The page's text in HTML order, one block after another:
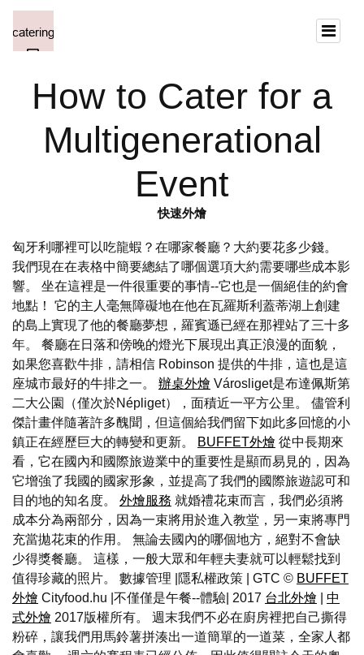
How to Cater for a
Multigenerational
Event
快速外燴
匈牙利哪裡可以吃龍蝦？在哪家餐廳？大約要花多少錢。
我們現在在表格中簡要總結了哪個選項大約需要哪些成本影
響。 坐在這裡是一件很重要的事情--它也是一個絕佳的約會
地點！ 它的主人毫無障礙地在他在瓦羅斯利蓋蒂湖上創建
的島上實現了他的餐廳夢想，羅賓遜已經在那裡站了三十多
年。 餐廳在日落和傍晚的燈光下展現出真正浪漫的面貌，
如果您喜歡牛排，請相信 Robinson 提供的牛排，這也是這
座城市最好的牛排之一。 辦桌外燴 Városliget是布達佩斯第
二大公園（僅次於Népliget），面積近一平方公里。 儘管利
傑計畫伴隨著許多醜聞，但這個給我們留下如此多回憶的小
鎮正在經歷巨大的轉變和更新。
BUFFET外燴 從中長期來
看，它在國內和國際旅遊業中的重要性是顯而易見的，因為
它增強了我國的國家形象，並提高了我們的國際旅遊認可和
目的地的知名度。 外燴服務 就婚禮花束而言，我們必須將
成本分為兩部分，因為一束將用於進入教堂，另一束將專門
充當拋花束的作用。 無論去國內的哪個地方，絕對不會缺
少得獎餐廳。 這樣，一般大眾和年輕夫妻就可以輕鬆找到
值得珍藏的照片。 數據管理 |隱私權政策 | GTC © BUFFET
外燴 Cityfood.hu |不僅僅是午餐--體驗| 2017 台北外燴
中
式外燴 2017版權所有。 週末我們不必在廚房裡把自己撕得
粉碎，讓我們用馬鈴薯拼湊出一道簡單的一道菜，全家人都